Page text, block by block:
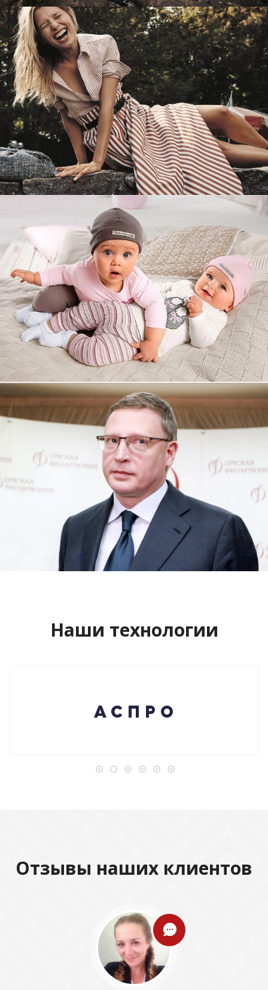
Имиджевый сайт для сети магазинов
Soho Project
Смотреть проект
Увеличили выручку интернет-
магазину topdatop.ru на 25%!
Смотреть проект
Сайт кандидата в губернаторы
Буркова Александра Леонидовича
Смотреть проект
Наши технологии
Отзывы наших клиентов